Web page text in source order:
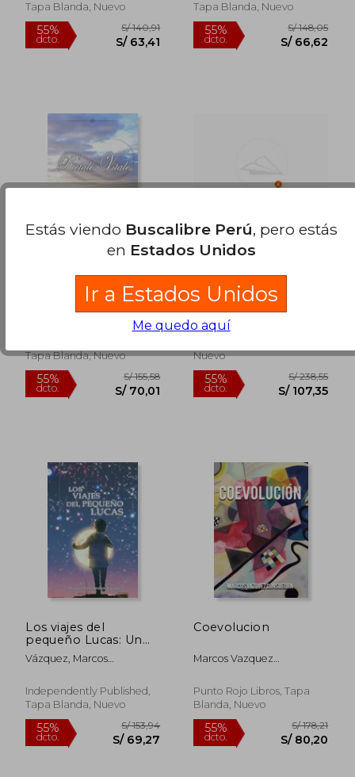
50%
dcto.
S/ 168,71
S/ 84,36
Tapa Blanda, Nuevo
55%
S/ 63,41
Tapa Blanda, Nuevo
55%
dcto.
Retales Vitales
Fernández Vázquez,
Tapa Blanda, Nuevo
Akira: El Valor del
Trono
Marcos De Juan Vázquez
Nuevo
Los viajes del
pequeño Lucas: Un
homenaje a "El
Principito" de Antoine
Vázquez, Marcos
Independently Published,
Tapa Blanda, Nuevo
Coevolucion
Marcos Vazquez
Punto Rojo Libros, Tapa
Blanda, Nuevo
Estás viendo Buscalibre Perú, pero estás
en Estados Unidos
Ir a Estados Unidos
Me quedo aquí